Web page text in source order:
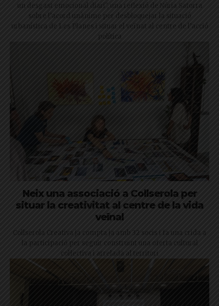
un desgast emocional diari", una reflexió de Núria Satorra
sobre l’acord unànime per desbloquejar la situació
urbanística de Les Planes i situar el veïnat al centre de l’acció
política
Neix una associació a Collserola per
situar la creativitat al centre de la vida
veïnal
Collserola Creativa ja compta ja amb 32 socis i fa una crida a
la participació per seguir construint una oferta cultural
col·lectiva i arrelada al territori